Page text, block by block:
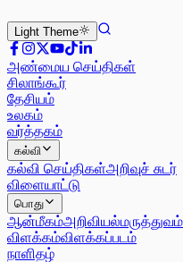
Light Theme
அண்மைய செய்திகள்
சிலாங்கூர்
தேசியம்
உலகம்
வர்த்தகம்
கல்வி
கல்வி செய்திகள்அறிவுச் சுடர்
விளையாட்டு
பொது
ஆன்மீகம்அறிவியல்மருத்துவம்
விளக்கம்விளக்கப்படம்
நாளிதழ்